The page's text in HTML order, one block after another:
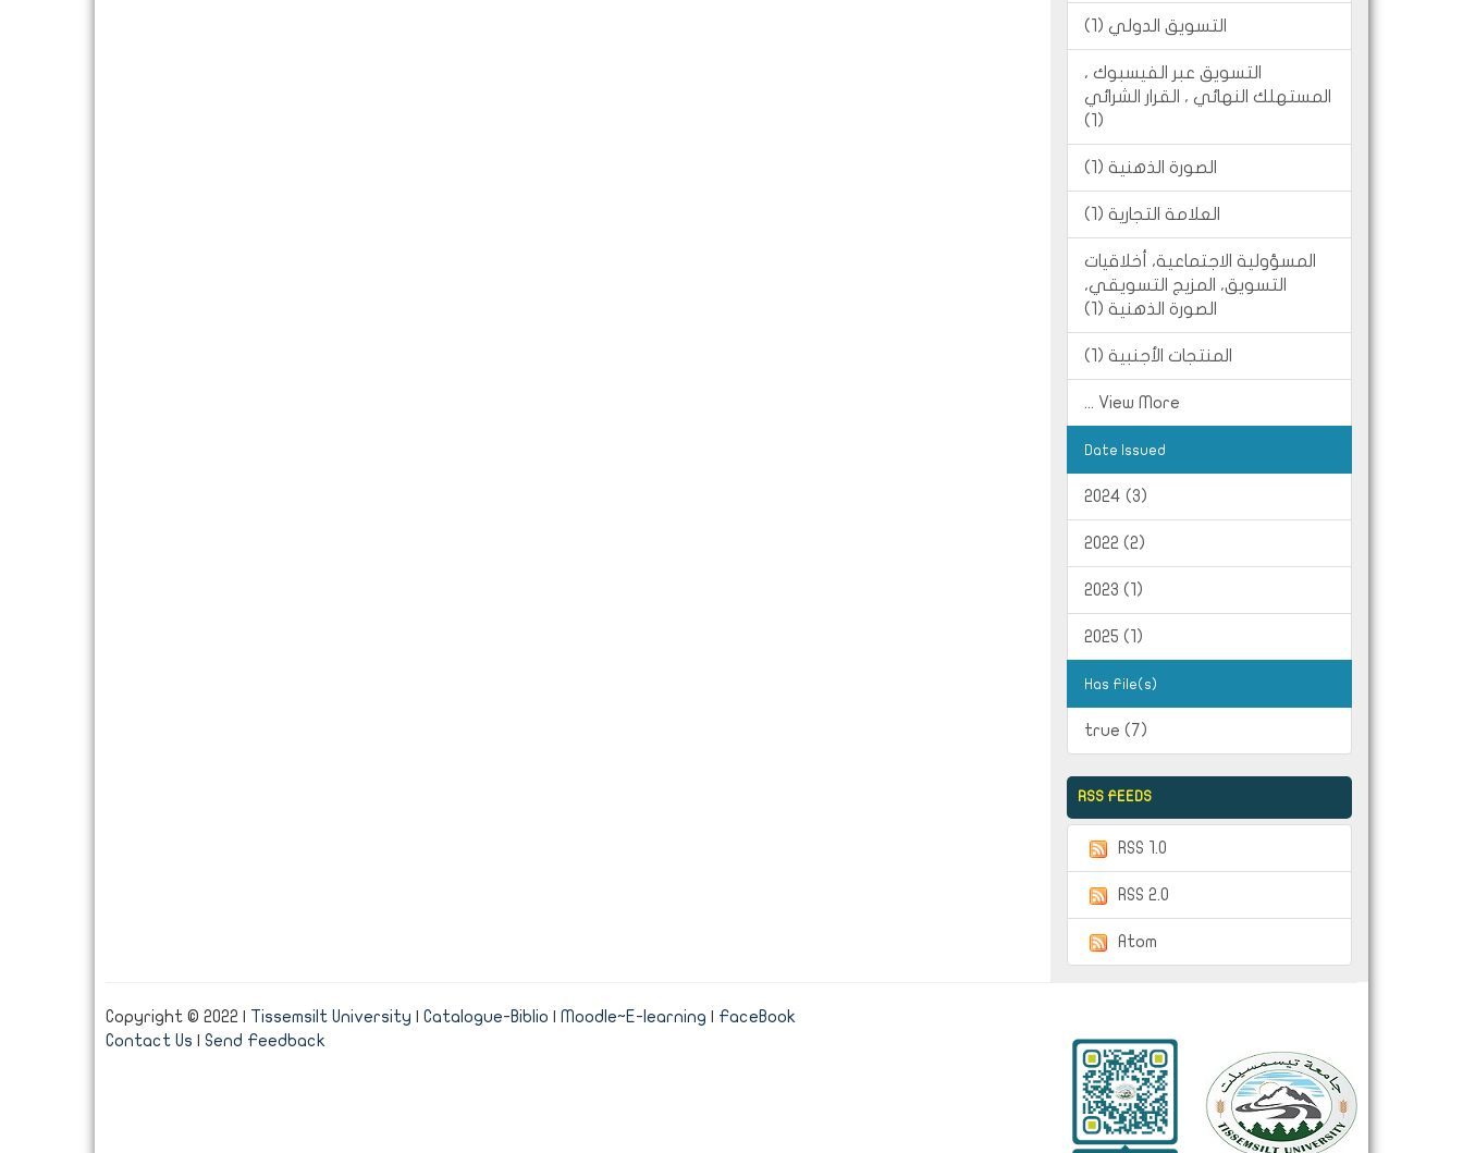
التسويق الدولي (1)
التسويق عبر الفيسبوك ،
المستهلك النهائي ، القرار الشرائي
(1)
الصورة الذهنية (1)
العلامة التجارية (1)
المسؤولية الاجتماعية، أخلاقيات
التسويق، المزيج التسويقي،
الصورة الذهنية (1)
المنتجات الأجنبية (1)
... View More
Date Issued
2024 (3)
2022 (2)
2023 (1)
2025 (1)
Has File(s)
true (7)
RSS FEEDS
RSS 1.0
RSS 2.0
Atom
Copyright © 2022 | Tissemsilt University Catalogue-Biblio Moodle~E-learning
FaceBook
Contact Us
Send Feedback